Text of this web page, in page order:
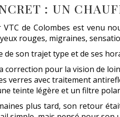
: UN
VTC de Colombes est venu
rouges, migraines,
de son trajet type et de ses
correction pour la vision de
verres avec traitement
teinte légère et un filtre
plus tard, son retour